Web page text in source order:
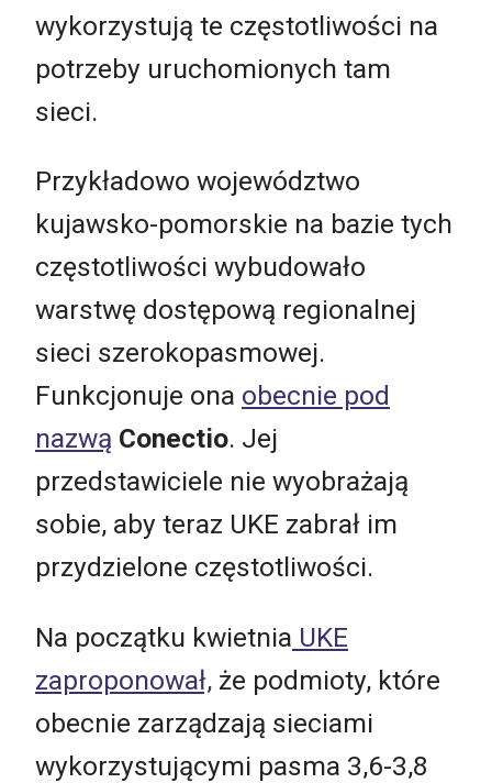
wykorzystują te częstotliwości na
potrzeby uruchomionych tam
sieci.
Przykładowo województwo
kujawsko-pomorskie na bazie tych
częstotliwości wybudowało
warstwę dostępową regionalnej
sieci szerokopasmowej.
Funkcjonuje ona obecnie pod
nazwą Conectio. Jej
przedstawiciele nie wyobrażają
sobie, aby teraz UKE zabrał im
przydzielone częstotliwości.
Na początku kwietnia UKE
zaproponował, że podmioty, które
obecnie zarządzają sieciami
wykorzystującymi pasma 3,6-3,8